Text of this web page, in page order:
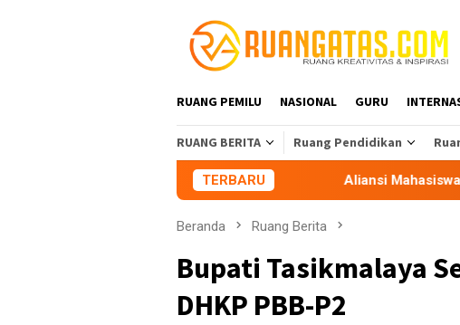
RUANG PEMILU NASIONAL GURU
RUANG BERITA Ruang Pendidikan
TERBARUAliansi Mahasiswa Tasikmalaya
Beranda Ruang Berita
Bupati Tasikmalaya
DHKP PBB-P2